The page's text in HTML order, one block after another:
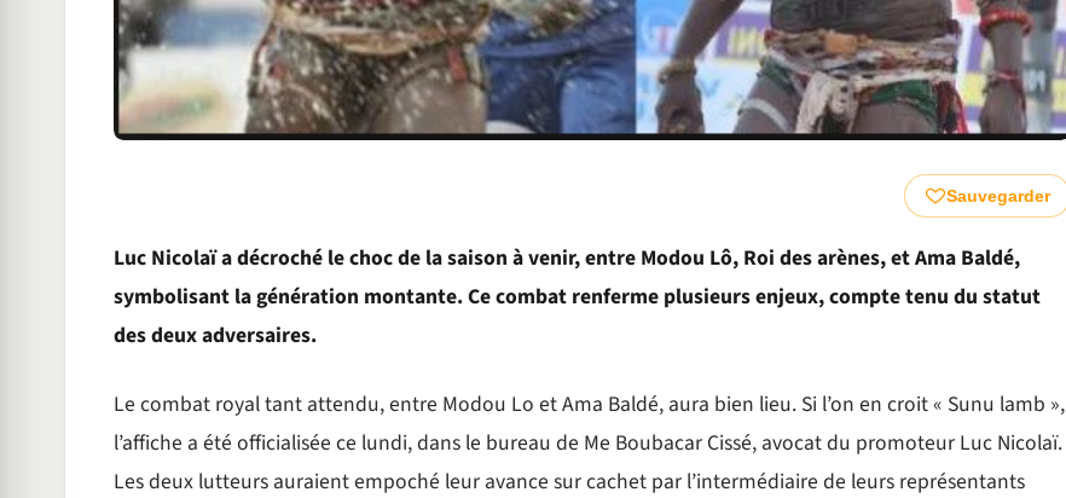
Sauvegarder
Luc Nicolaï a décroché le choc de la saison à venir, entre Modou Lô, Roi des arènes, et Ama Baldé,
symbolisant la génération montante. Ce combat renferme plusieurs enjeux, compte tenu du statut
des deux adversaires.
Le combat royal tant attendu, entre Modou Lo et Ama Baldé, aura bien lieu. Si l’on en croit « Sunu lamb »,
l’affiche a été officialisée ce lundi, dans le bureau de Me Boubacar Cissé, avocat du promoteur Luc Nicolaï.
Les deux lutteurs auraient empoché leur avance sur cachet par l’intermédiaire de leurs représentants